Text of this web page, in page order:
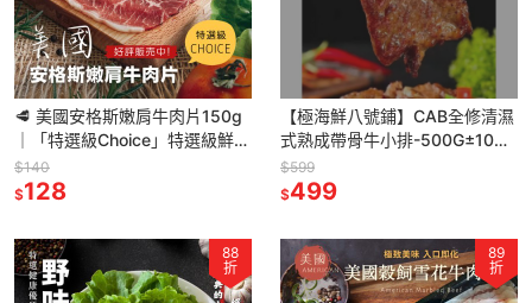
🥩 美國安格斯嫩肩牛肉片150g
｜「特選級Choice」特選級鮮嫩
多汁，火鍋燒烤萬用，冷凍常備
【極海鮮八號鋪】
$140
$128
【極海鮮八號鋪】CAB全修清濕
式熟成帶骨牛小排-500G±10%/
包-美麗的油花-滑嫩鮮甜多汁-露
營燒烤
$599
$499
88
折
89
折